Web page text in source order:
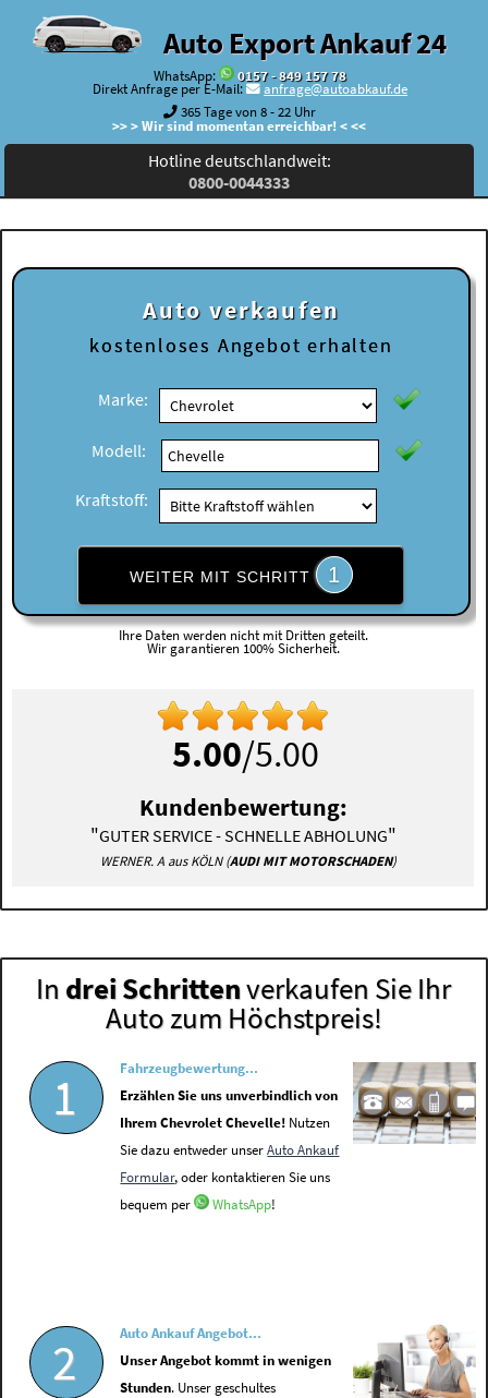
Auto Export Ankauf 24
WhatsApp:
0157 - 849 157 78
Direkt Anfrage per E-Mail:
anfrage@autoabkauf.de
365 Tage von 8 - 22 Uhr
>> > Wir sind momentan erreichbar! < <<
Hotline deutschlandweit:
0800-0044333
Auto verkaufen
kostenloses Angebot erhalten
Marke:
Modell:
Kraftstoff:
WEITER MIT SCHRITT 1
Ihre Daten werden nicht mit Dritten geteilt.
Wir garantieren 100% Sicherheit.
5.00/5.00
Kundenbewertung:
"GUTER SERVICE - SCHNELLE ABHOLUNG"
WERNER. A aus KÖLN (AUDI MIT MOTORSCHADEN)
In drei Schrittenverkaufen Sie Ihr
Auto zum Höchstpreis!
1
Fahrzeugbewertung...
Erzählen Sie uns unverbindlich von
Ihrem Chevrolet Chevelle! Nutzen
Sie dazu entweder unserAuto Ankauf
Formular, oder kontaktieren Sie uns
bequem per
WhatsApp!
2
Auto Ankauf Angebot...
Unser Angebot kommt in wenigen
Stunden. Unser geschultes